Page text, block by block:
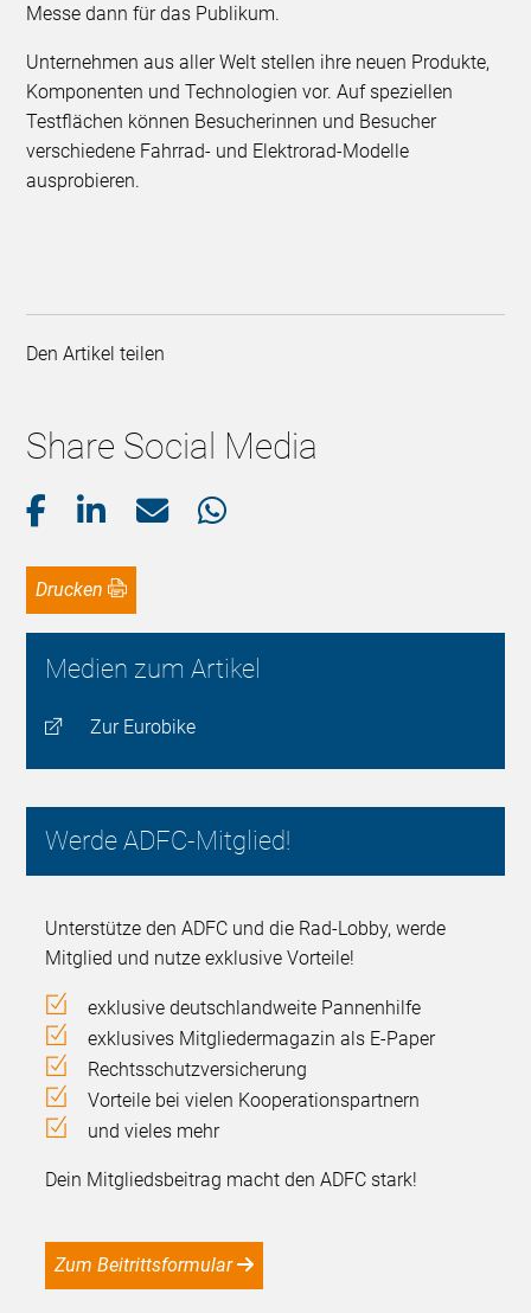
Messe dann für das Publikum.
Unternehmen aus aller Welt stellen ihre neuen Produkte,
Komponenten und Technologien vor. Auf speziellen
Testflächen können Besucherinnen und Besucher
verschiedene Fahrrad- und Elektrorad-Modelle
ausprobieren.
Den Artikel teilen
Share Social Media
Drucken
Medien zum Artikel
Zur Eurobike
Werde ADFC-Mitglied!
Unterstütze den ADFC und die Rad-Lobby, werde
Mitglied und nutze exklusive Vorteile!
exklusive deutschlandweite Pannenhilfe
exklusives Mitgliedermagazin als E-Paper
Rechtsschutzversicherung
Vorteile bei vielen Kooperationspartnern
und vieles mehr
Dein Mitgliedsbeitrag macht den ADFC stark!
Zum Beitrittsformular